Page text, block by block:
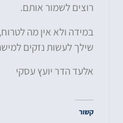
רוצים לשמור אותם.
במידה ולא אין מה
שילך לעשות נזקים
אלעד הדר יועץ עסקי
קשור